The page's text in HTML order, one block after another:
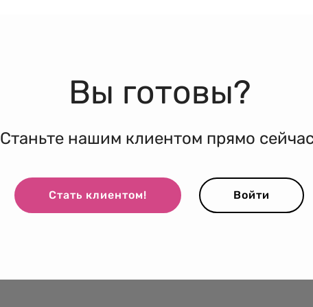
Вы готовы?
Станьте нашим клиентом прямо
Стать клиентом! Войти